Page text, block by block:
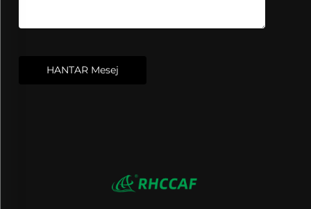
HANTAR Mesej